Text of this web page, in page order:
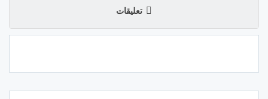
تعليقات